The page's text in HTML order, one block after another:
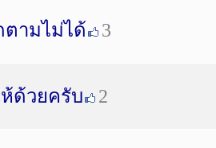
ามไม่ได้ 3
ด้วยครับ 2